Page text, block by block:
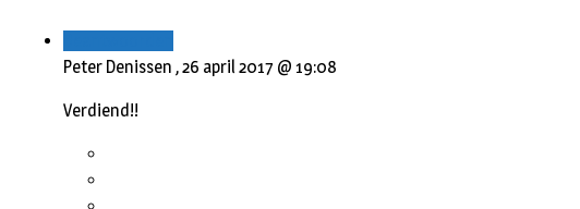
Peter Denissen ,26 april 2017 @ 19:08
Verdiend!!